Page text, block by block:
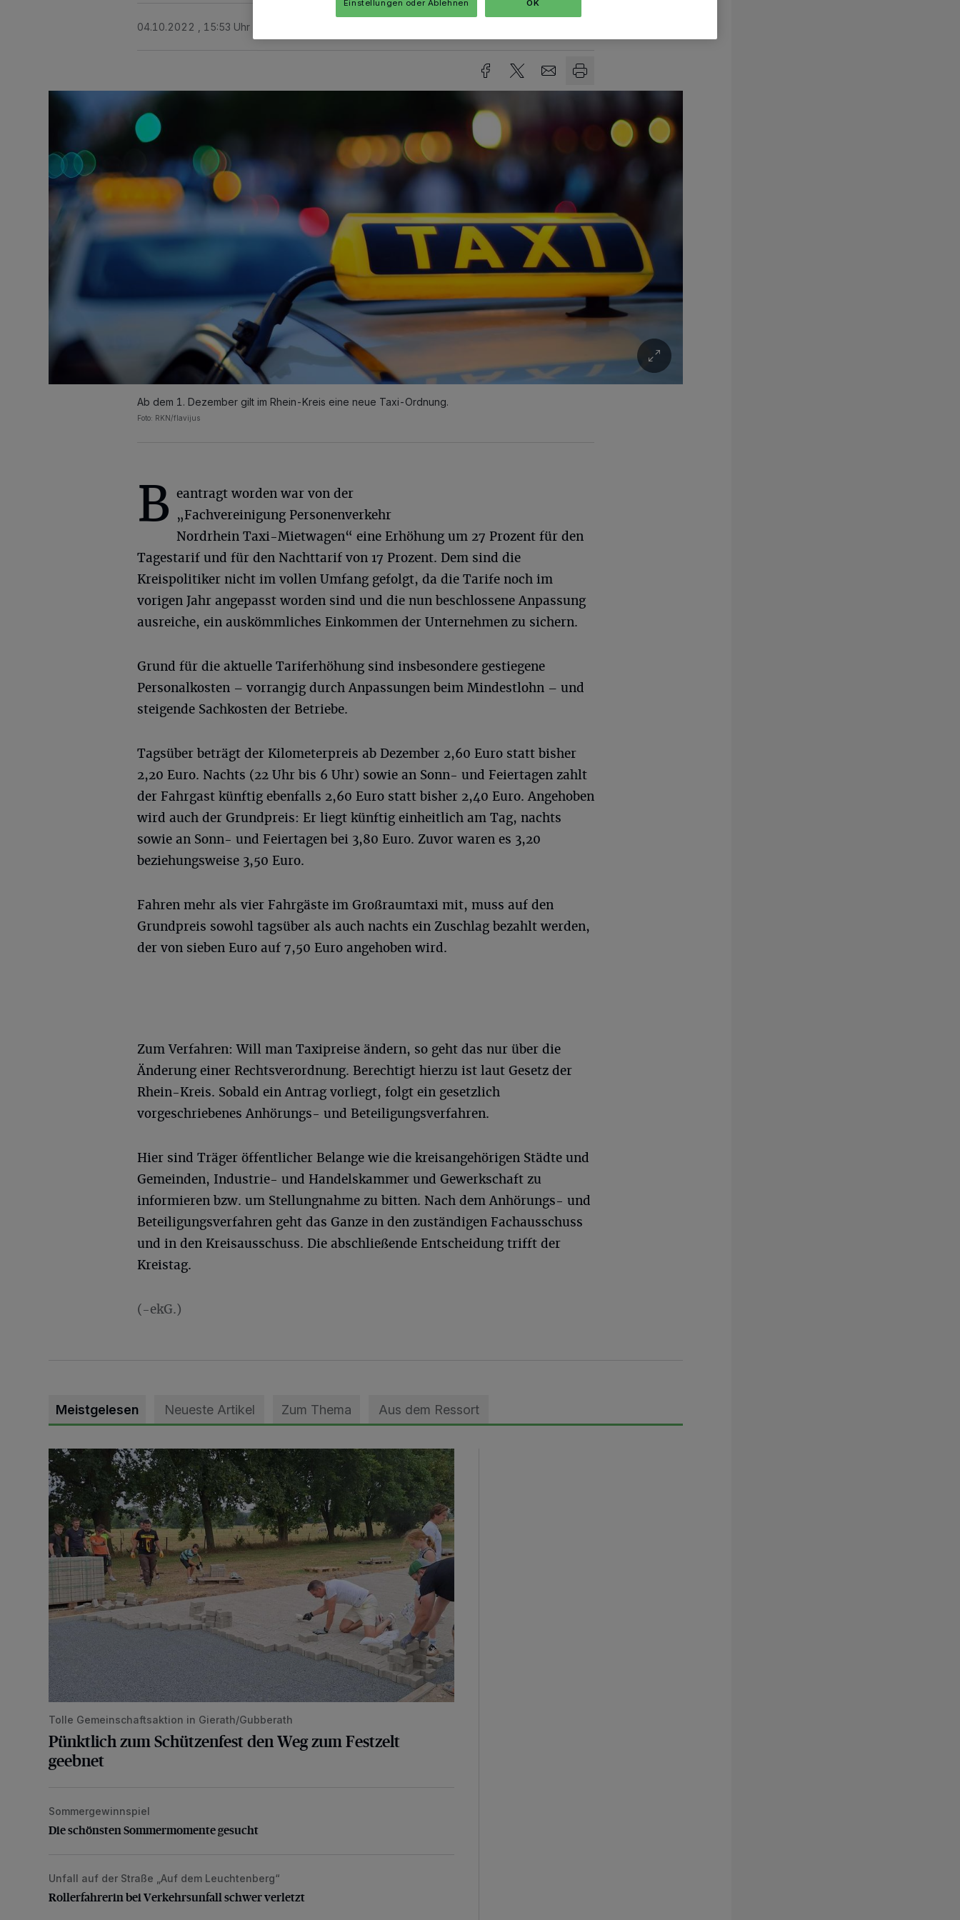
04.10.2022 , 15:53 Uhr
Ab dem 1. Dezember gilt im Rhein-Kreis eine neue Taxi-Ordnung.
Foto: RKN/flavijus
B eantragt worden war von der
„Fachvereinigung Personenverkehr
Nordrhein Taxi-Mietwagen“ eine Erhöhung um 27 Prozent für den
Tagestarif und für den Nachttarif von 17 Prozent. Dem sind die
Kreispolitiker nicht im vollen Umfang gefolgt, da die Tarife noch im
vorigen Jahr angepasst worden sind und die nun beschlossene Anpassung
ausreiche, ein auskömmliches Einkommen der Unternehmen zu sichern.
Grund für die aktuelle Tariferhöhung sind insbesondere gestiegene
Personalkosten – vorrangig durch Anpassungen beim Mindestlohn – und
steigende Sachkosten der Betriebe.
Tagsüber beträgt der Kilometerpreis ab Dezember 2,60 Euro statt bisher
2,20 Euro. Nachts (22 Uhr bis 6 Uhr) sowie an Sonn- und Feiertagen zahlt
der Fahrgast künftig ebenfalls 2,60 Euro statt bisher 2,40 Euro. Angehoben
wird auch der Grundpreis: Er liegt künftig einheitlich am Tag, nachts
sowie an Sonn- und Feiertagen bei 3,80 Euro. Zuvor waren es 3,20
beziehungsweise 3,50 Euro.
Fahren mehr als vier Fahrgäste im Großraumtaxi mit, muss auf den
Grundpreis sowohl tagsüber als auch nachts ein Zuschlag bezahlt werden,
der von sieben Euro auf 7,50 Euro angehoben wird.
Zum Verfahren: Will man Taxipreise ändern, so geht das nur über die
Änderung einer Rechtsverordnung. Berechtigt hierzu ist laut Gesetz der
Rhein-Kreis. Sobald ein Antrag vorliegt, folgt ein gesetzlich
vorgeschriebenes Anhörungs- und Beteiligungsverfahren.
Hier sind Träger öffentlicher Belange wie die kreisangehörigen Städte und
Gemeinden, Industrie- und Handelskammer und Gewerkschaft zu
informieren bzw. um Stellungnahme zu bitten. Nach dem Anhörungs- und
Beteiligungsverfahren geht das Ganze in den zuständigen Fachausschuss
und in den Kreisausschuss. Die abschließende Entscheidung trifft der
Kreistag.
(-ekG.)
Meistgelesen Neueste Artikel Zum Thema Aus dem Ressort
Pünktlich zum Schützenfest den Weg zum Festzelt geebnet
Tolle Gemeinschaftsaktion in Gierath/Gubberath
Pünktlich zum Schützenfest den Weg zum Festzelt
geebnet
Die schönsten Sommermomente gesucht
Sommergewinnspiel
Die schönsten Sommermomente gesucht
Rollerfahrerin bei Verkehrsunfall schwer verletzt
Unfall auf der Straße „Auf dem Leuchtenberg“
Rollerfahrerin bei Verkehrsunfall schwer verletzt
Einstellungen oder Ablehnen OK